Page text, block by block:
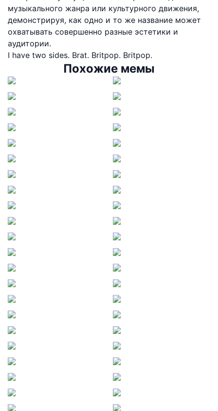
музыкального жанра или культурного движения,
демонстрируя, как одно и то же название может
охватывать совершенно разные эстетики и
аудитории.
I have two sides. Brat. Britpop. Britpop.
Похожие мемы